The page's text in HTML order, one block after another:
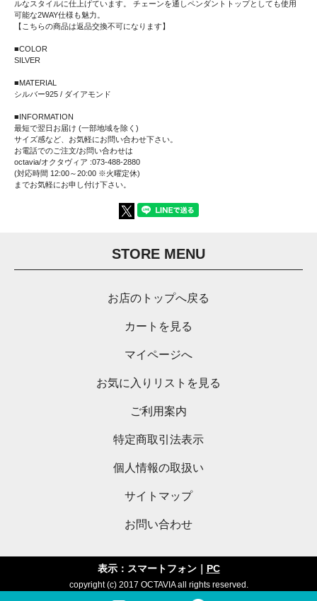
ルなスタイルに仕上げています。 チェーンを通しペンダントトップとしても使用
可能な2WAY仕様も魅力。
【こちらの商品は返品交換不可になります】
■COLOR
SILVER
■MATERIAL
シルバー925 / ダイアモンド
■INFORMATION
最短で翌日お届け (一部地域を除く)
サイズ感など、お気軽にお問い合わせ下さい。
お電話でのご注文/お問い合わせは
octavia/オクタヴィア :073-488-2880
(対応時間 12:00～20:00 ※火曜定休)
までお気軽にお申し付け下さい。
STORE MENU
お店のトップへ戻る
カートを見る
マイページへ
お気に入りリストを見る
ご利用案内
特定商取引法表示
個人情報の取扱い
サイトマップ
お問い合わせ
表示：スマートフォン｜ PC
copyright (c) 2017 OCTAVIA all rights reserved.